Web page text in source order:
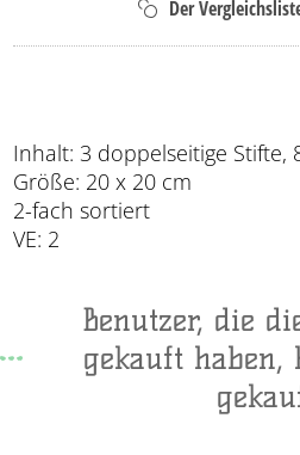
Inhalt: 3 doppelseitige Stifte,
Größe: 20 x 20 cm
2-fach sortiert
VE: 2
Benutzer, die
gekauft haben,